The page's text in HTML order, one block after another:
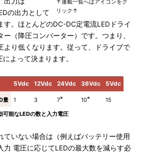
↑連載一覧へはアイコンをク
リック↑
の出力として
す。ほとんどのDC-DC定電流LEDドライ
（降圧コンバーター）です。つまり、
より低くなります。従って、ドライブで
よって決まります。
5Vdc 12Vdc 24Vdc 36Vdc 5Vdc
量 1 3 7※ 10※
15
可能なLEDの数と入力電圧
いない場合は（例えばバッテリー使用
力 電圧に応じてLEDの最大数を減らす必